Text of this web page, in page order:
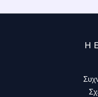
Η